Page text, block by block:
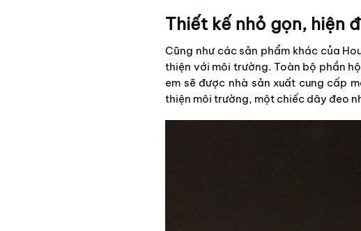
Thiết kế nhỏ gọn, hiện
Cũng như các sản phẩm khác của
thiện với môi trường. Toàn bộ phần
em sẽ được nhà sản xuất cung cấp
thiện môi trường, một chiếc dây đeo